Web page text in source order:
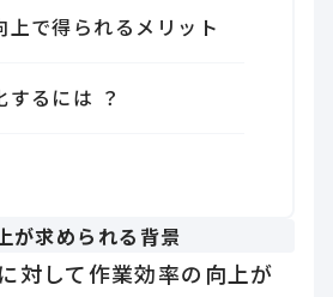
上で得られるメリット
するには ？
い人が意識しているこ
させる7つのアイデア
が求められる背景
対して作業効率の向上が